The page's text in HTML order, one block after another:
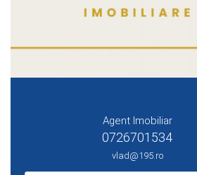
Agent Imobiliar
0726701534
vlad@195.ro